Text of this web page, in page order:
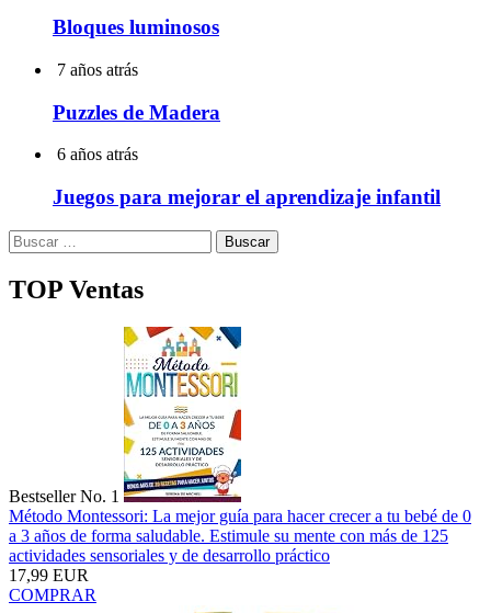
Bloques luminosos
7 años atrás
Puzzles de Madera
6 años atrás
Juegos para mejorar el aprendizaje infantil
Buscar:
TOP Ventas
Bestseller No. 1
Método Montessori: La mejor guía para hacer crecer a tu bebé de 0
a 3 años de forma saludable. Estimule su mente con más de 125
actividades sensoriales y de desarrollo práctico
17,99 EUR
COMPRAR